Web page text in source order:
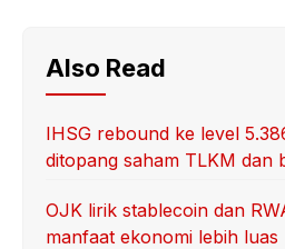
Also Read
IHSG rebound ke level
ditopang saham TLKM dan
OJK lirik stablecoin dan
manfaat ekonomi lebih luas